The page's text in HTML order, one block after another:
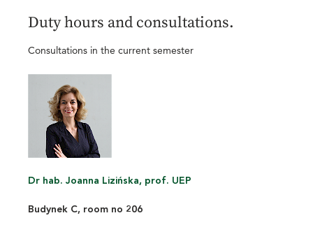
Duty hours and consultations.
Consultations in the current semester
Dr hab. Joanna Lizińska, prof. UEP
Budynek C, room no 206